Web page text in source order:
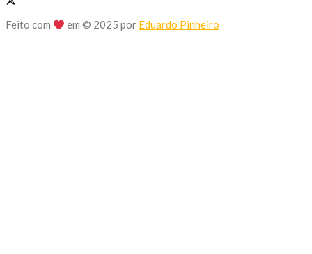
Feito com em © 2025 por Eduardo Pinheiro